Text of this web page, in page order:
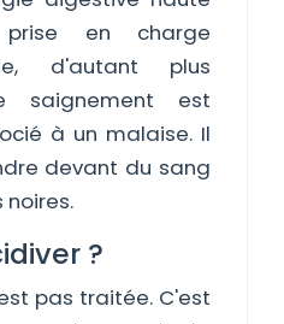
en charge
d'autant plus
saignement est
à un malaise. Il
devant du sang
noires.
?
pas traitée. C'est